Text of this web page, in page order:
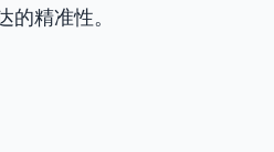
的精准性。